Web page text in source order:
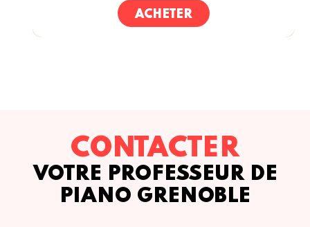
ACHETER
CONTACTER
VOTRE PROFESSEUR DE
PIANO GRENOBLE